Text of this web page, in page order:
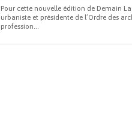
Pour cette nouvelle édition de Demain
urbaniste et présidente de l’Ordre des
profession...